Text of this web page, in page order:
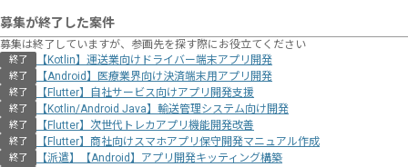
募集が終了した案件
募集は終了していますが、参画先を探す際にお役立てください
終了 【Kotlin】運送業向けドライバー端末アプリ開発
終了 【Android】医療業界向け決済端末用アプリ開発
終了 【Flutter】自社サービス向けアプリ開発支援
終了 【Kotlin/Android Java】輸送管理システム向け開発
終了 【Flutter】次世代トレカアプリ機能開発改善
終了 【Flutter】商社向けスマホアプリ保守開発マニュアル作成
終了 【派遣】【Android】アプリ開発キッティング構築